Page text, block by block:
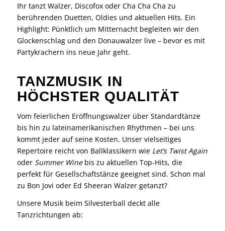
Ihr tanzt Walzer, Discofox oder Cha Cha Cha zu
berührenden Duetten, Oldies und aktuellen Hits. Ein
Highlight: Pünktlich um Mitternacht begleiten wir den
Glockenschlag und den Donauwalzer live – bevor es mit
Partykrachern ins neue Jahr geht.
TANZMUSIK IN
HÖCHSTER QUALITÄT
Vom feierlichen Eröffnungswalzer über Standardtänze
bis hin zu lateinamerikanischen Rhythmen – bei uns
kommt jeder auf seine Kosten. Unser vielseitiges
Repertoire reicht von Ballklassikern wie Let’s Twist Again
oder Summer Winebis zu aktuellen Top-Hits, die
perfekt für Gesellschaftstänze geeignet sind. Schon mal
zu Bon Jovi oder Ed Sheeran Walzer getanzt?
Unsere Musik beim Silvesterball deckt alle
Tanzrichtungen ab: